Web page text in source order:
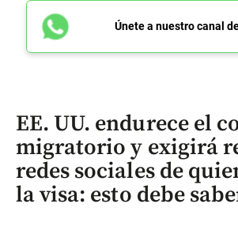
Únete a nuestro canal
EE. UU. endurece el
migratorio y exigirá
redes sociales de
la visa: esto debe